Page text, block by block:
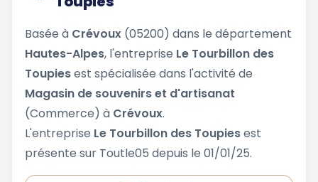
Basée à Crévoux (05200) dans le département
Hautes-Alpes, l'entreprise Le Tourbillon des
Toupiesest spécialisée dans l'activité de
Magasin de souvenirs et d'artisanat
(Commerce) à Crévoux.
L'entreprise Le Tourbillon des Toupiesest
présente sur Toutle05 depuis le 01/01/25.